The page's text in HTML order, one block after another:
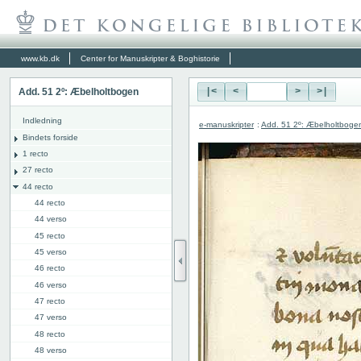
www.kb.dk Center for Manuskripter & Boghistorie
Add. 51 2º: Æbelholtbogen
Indledning
Bindets forside
1 recto
27 recto
44 recto
44 recto
44 verso
45 recto
45 verso
46 recto
46 verso
47 recto
47 verso
48 recto
48 verso
|< < > >|
e-manuskripter : Add. 51 2º: